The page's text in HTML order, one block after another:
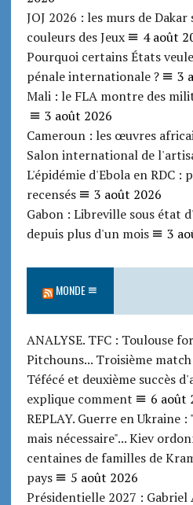
JOJ 2026 : les murs de
couleurs des Jeux
4 août
Pourquoi certains États
pénale internationale ?
3
Mali : le FLA montre des
3 août 2026
Cameroun : les œuvres
Salon international de
L'épidémie d'Ebola en RDC :
recensés
3 août 2026
Gabon : Libreville sous état
depuis plus d'un mois
3
MONDE
ANALYSE. TFC : Toulouse
Pitchouns... Troisième
Téfécé et deuxième succès
explique comment
6 août
REPLAY. Guerre en Ukraine
mais nécessaire"... Kiev
centaines de familles de
pays
5 août 2026
Présidentielle 2027 :